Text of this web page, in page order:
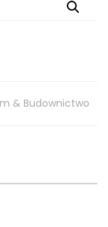
& Budownictwo